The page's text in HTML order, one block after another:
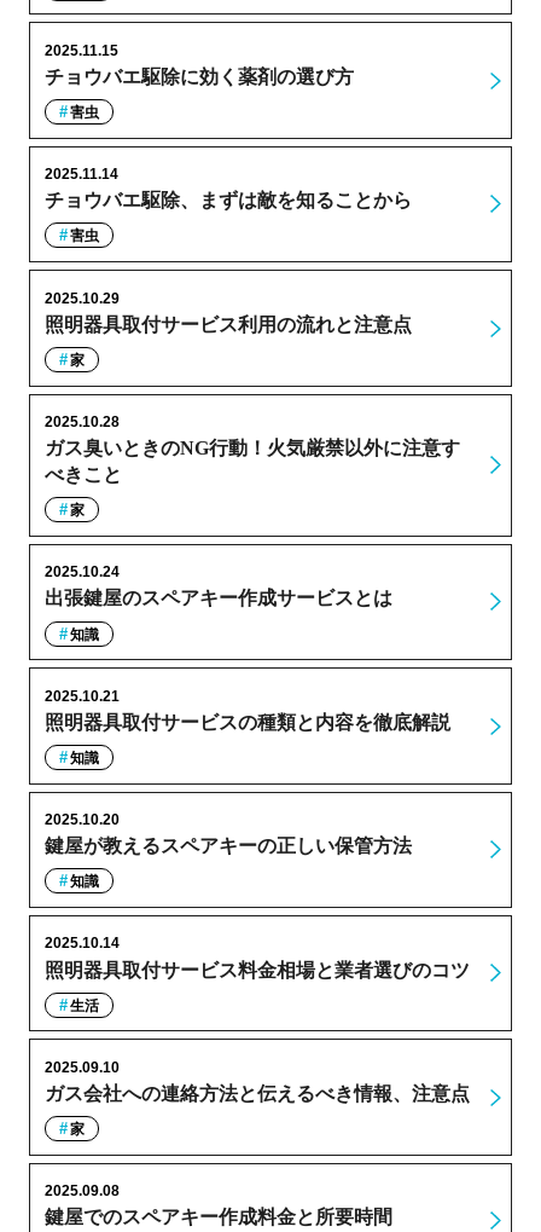
チョウバエ駆除に効く薬剤の選び方
2025.11.15
害虫
チョウバエ駆除、まずは敵を知ることから
2025.11.14
害虫
照明器具取付サービス利用の流れと注意点
2025.10.29
家
ガス臭いときのNG行動！火気厳禁以外に注意す
べきこと
2025.10.28
家
出張鍵屋のスペアキー作成サービスとは
2025.10.24
知識
照明器具取付サービスの種類と内容を徹底解説
2025.10.21
知識
鍵屋が教えるスペアキーの正しい保管方法
2025.10.20
知識
照明器具取付サービス料金相場と業者選びのコツ
2025.10.14
生活
ガス会社への連絡方法と伝えるべき情報、注意点
2025.09.10
家
鍵屋でのスペアキー作成料金と所要時間
2025.09.08